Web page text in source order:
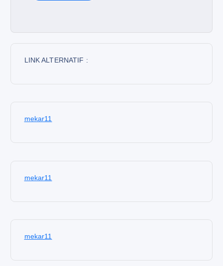
LINK ALTERNATIF :
mekar11
mekar11
mekar11